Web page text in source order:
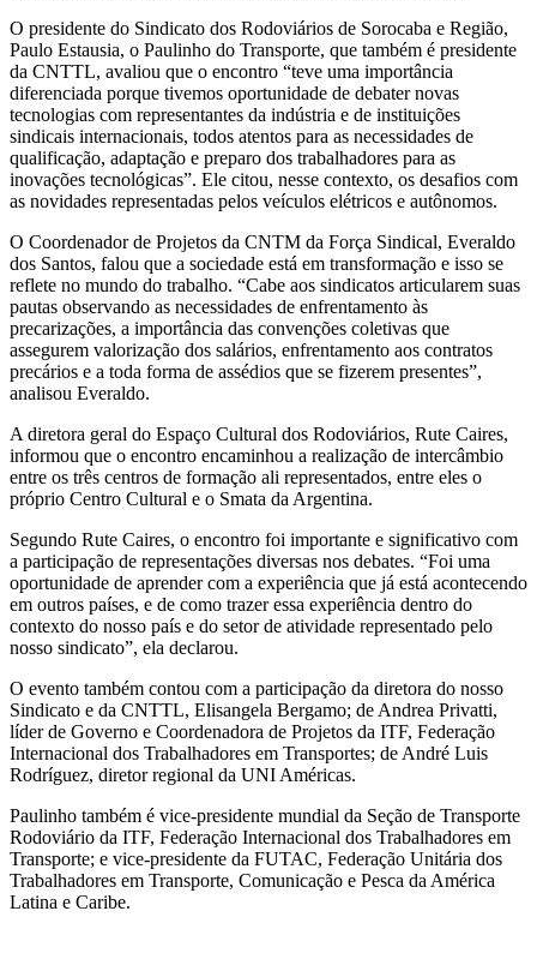
O presidente do Sindicato dos Rodoviários de Sorocaba e Região,
Paulo Estausia, o Paulinho do Transporte, que também é presidente
da CNTTL, avaliou que o encontro “teve uma importância
diferenciada porque tivemos oportunidade de debater novas
tecnologias com representantes da indústria e de instituições
sindicais internacionais, todos atentos para as necessidades de
qualificação, adaptação e preparo dos trabalhadores para as
inovações tecnológicas”. Ele citou, nesse contexto, os desafios com
as novidades representadas pelos veículos elétricos e autônomos.
O Coordenador de Projetos da CNTM da Força Sindical, Everaldo
dos Santos, falou que a sociedade está em transformação e isso se
reflete no mundo do trabalho. “Cabe aos sindicatos articularem suas
pautas observando as necessidades de enfrentamento às
precarizações, a importância das convenções coletivas que
assegurem valorização dos salários, enfrentamento aos contratos
precários e a toda forma de assédios que se fizerem presentes”,
analisou Everaldo.
A diretora geral do Espaço Cultural dos Rodoviários, Rute Caires,
informou que o encontro encaminhou a realização de intercâmbio
entre os três centros de formação ali representados, entre eles o
próprio Centro Cultural e o Smata da Argentina.
Segundo Rute Caires, o encontro foi importante e significativo com
a participação de representações diversas nos debates. “Foi uma
oportunidade de aprender com a experiência que já está acontecendo
em outros países, e de como trazer essa experiência dentro do
contexto do nosso país e do setor de atividade representado pelo
nosso sindicato”, ela declarou.
O evento também contou com a participação da diretora do nosso
Sindicato e da CNTTL, Elisangela Bergamo; de Andrea Privatti,
líder de Governo e Coordenadora de Projetos da ITF, Federação
Internacional dos Trabalhadores em Transportes; de André Luis
Rodríguez, diretor regional da UNI Américas.
Paulinho também é vice-presidente mundial da Seção de Transporte
Rodoviário da ITF, Federação Internacional dos Trabalhadores em
Transporte; e vice-presidente da FUTAC, Federação Unitária dos
Trabalhadores em Transporte, Comunicação e Pesca da América
Latina e Caribe.